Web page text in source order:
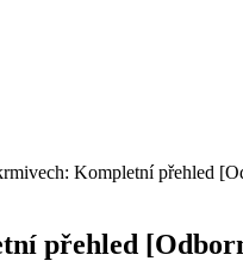
Kompletní přehled
přehled